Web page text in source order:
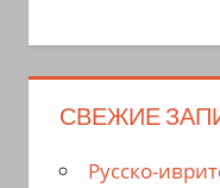
СВЕЖИЕ
Русско-